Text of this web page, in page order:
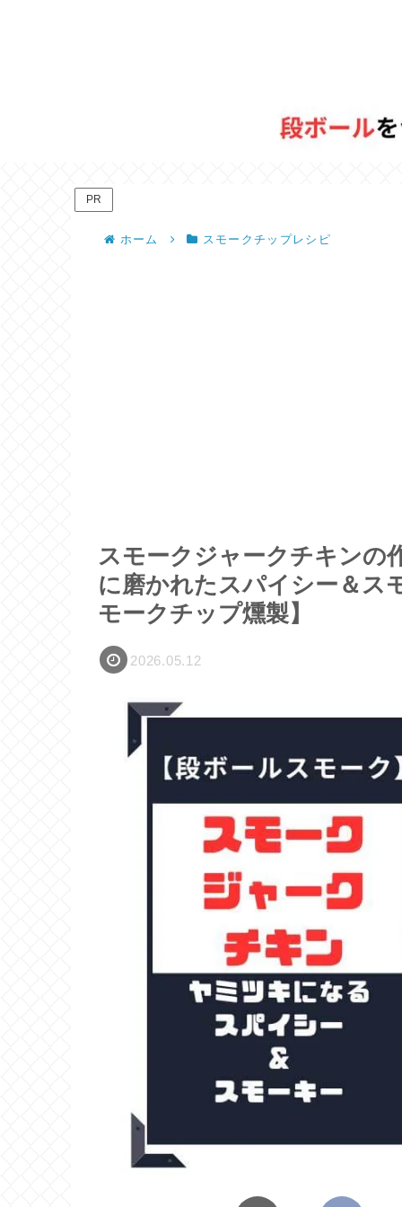
PR
ホーム スモークチップレシピ
スモークジャークチキンの
に磨かれたスパイシー＆ス
モークチップ燻製】
2026.05.12